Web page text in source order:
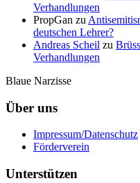
Verhandlungen
PropGan zu
deutschen Lehrer?
Andreas Scheil zu
Verhandlungen
Blaue Narzisse
Über uns
Impressum/Datenschutz
Förderverein
Unterstützen